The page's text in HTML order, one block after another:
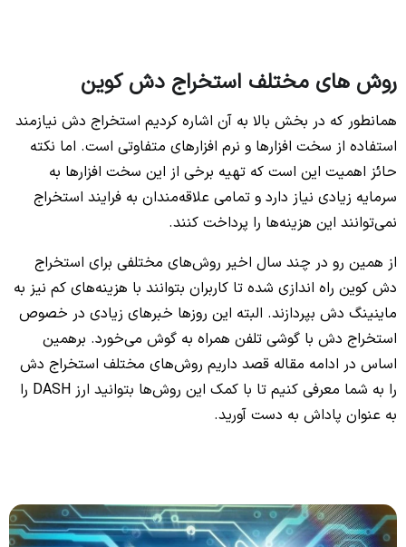
روش های مختلف استخراج دش کوین
همانطور که در بخش بالا به آن اشاره کردیم استخراج دش نیازمند
استفاده از سخت افزارها و نرم افزارهای متفاوتی است. اما نکته
حائز اهمیت این است که تهیه برخی از این سخت افزارها به
سرمایه زیادی نیاز دارد و تمامی علاقه‌مندان به فرایند استخراج
نمی‌توانند این هزینه‌ها را پرداخت کنند.
از همین رو در چند سال اخیر روش‌های مختلفی برای استخراج
دش کوین راه اندازی شده تا کاربران بتوانند با هزینه‌های کم نیز به
ماینینگ دش بپردازند. البته این روزها خبرهای زیادی در خصوص
استخراج دش با گوشی تلفن همراه به گوش می‌خورد. برهمین
اساس در ادامه مقاله قصد داریم روش‌های مختلف استخراج دش
را به شما معرفی کنیم تا با کمک این روش‌ها بتوانید ارز DASH را
به عنوان پاداش به دست آورید.